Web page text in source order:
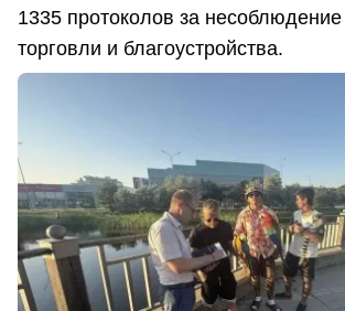
1335 протоколов за
торговли и благоустройства.